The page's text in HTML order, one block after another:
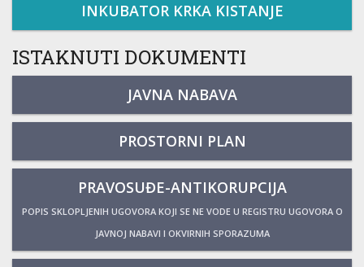
INKUBATOR KRKA KISTANJE
ISTAKNUTI DOKUMENTI
JAVNA NABAVA
PROSTORNI PLAN
PRAVOSUĐE-ANTIKORUPCIJA
POPIS SKLOPLJENIH UGOVORA KOJI SE NE VODE U REGISTRU UGOVORA O
JAVNOJ NABAVI I OKVIRNIH SPORAZUMA